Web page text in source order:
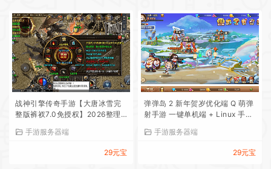
战神引擎传奇手游【大唐冰雪完
整版裤衩7.0免授权】2026整理
+天威大陆+大唐盛世【站长亲
手游服务器端
29元宝
弹弹岛 2 新年贺岁优化端 Q 萌弹
射手游 一键单机端 + Linux 手工
教程手游服务器端
29元宝